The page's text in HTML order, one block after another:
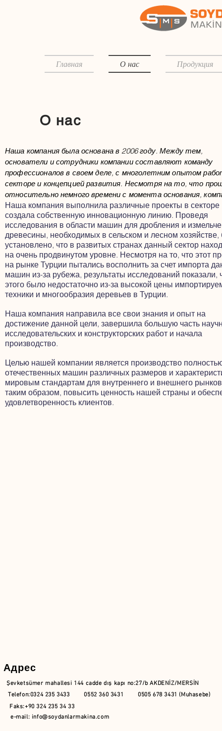
Главная О нас Продукция
О нас
Наша компания была основана в 2006 году. Между тем,
основатели и сотрудники компании составляют команду
профессионалов в своем деле, с многолетним опытом
секторе и концепцией развития. Несмотря на то, что
относительно немного времени с момента основания,
Наша компания выполнила различные проекты в секторе
создала собственную инновационную линию. Проведя
исследования в области машин для дробления и
древесины, необходимых в сельском и лесном
установлено, что в развитых странах данный сектор
на очень продвинутом уровне. Несмотря на то, что этот
на рынке Турции пытались восполнить за счет импорта
машин из-за рубежа, результаты исследований показали,
этого было недостаточно из-за высокой цены
техники и многообразия деревьев в Турции.
Наша компания направила все свои знания и опыт на
достижение данной цели, завершила большую часть
исследовательских и конструкторских работ и начала
производство.
Целью нашей компании является производство
отечественных машин различных размеров и
мировым стандартам для внутреннего и внешнего
таким образом, повысить ценность нашей страны и
удовлетворенность клиентов.
Адрес
Şevketsümer mahallesi 144 cadde dış kapı no:27/b AKDENİZ/MERSİN
Telefon:0324 235 3433 0552 360 3431 0505 678 3431 (Muhasebe)
Faks:+90 324 235 34 33
e-mail: info@soydanlarmakina.com